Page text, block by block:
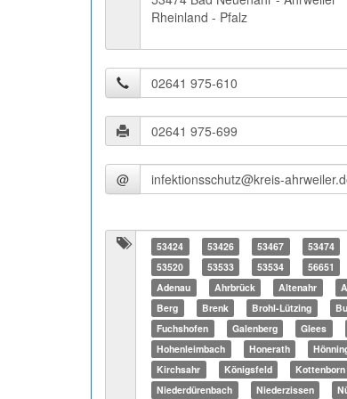
Rheinland - Pfalz
@
53424 53426 53467 53474
53520
53533 53534 56651
Adenau
Ahrbrück Altenahr
Berg
Brenk Brohl-Lützing
Fuchshofen
Galenberg Glees
Hohenleimbach
Honerath
Kirchsahr
Königsfeld Kottenborn
Niederdürenbach
Niederzissen